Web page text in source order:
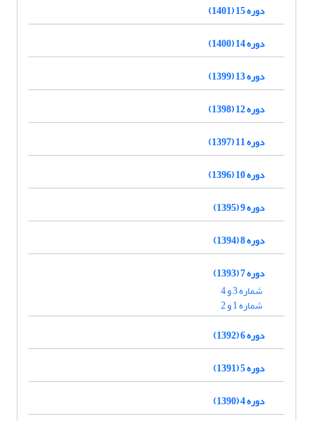
دوره 15 (1401)
دوره 14 (1400)
دوره 13 (1399)
دوره 12 (1398)
دوره 11 (1397)
دوره 10 (1396)
دوره 9 (1395)
دوره 8 (1394)
دوره 7 (1393)
شماره 3 و 4
شماره 1 و 2
دوره 6 (1392)
دوره 5 (1391)
دوره 4 (1390)